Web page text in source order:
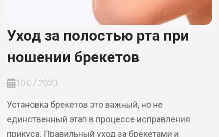
Уход за полостью рта при
ношении брекетов
10.07.2023
Установка брекетов это важный, но не
единственный этап в процессе исправления
прикуса. Правильный уход за брекетами и